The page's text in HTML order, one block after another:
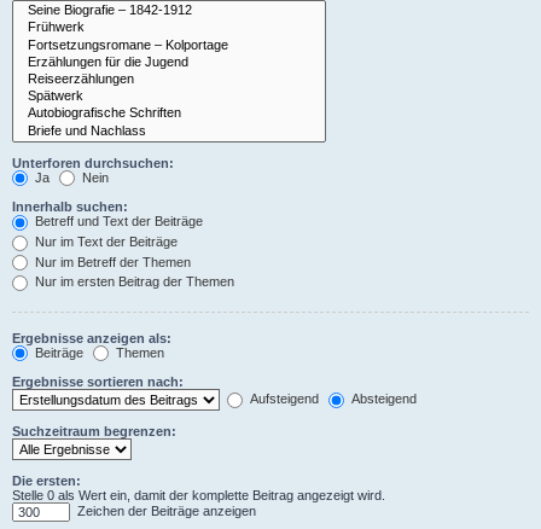
Unterforen durchsuchen:
Ja
Nein
Innerhalb suchen:
Betreff und Text der Beiträge
Nur im Text der Beiträge
Nur im Betreff der Themen
Nur im ersten Beitrag der Themen
Ergebnisse anzeigen als:
Beiträge
Themen
Ergebnisse sortieren nach:
Aufsteigend
Absteigend
Suchzeitraum begrenzen:
Die ersten:
Stelle 0 als Wert ein, damit der komplette Beitrag angezeigt wird.
Zeichen der Beiträge anzeigen